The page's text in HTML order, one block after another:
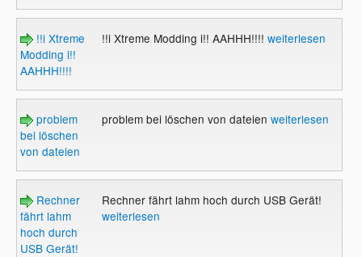
!!i Xtreme
Modding i!!
AAHHH!!!!
!!i Xtreme Modding i!! AAHHH!!!! weiterlesen
problem
bei löschen
von dateien
problem bei löschen von dateien weiterlesen
Rechner
fährt lahm
hoch durch
USB Gerät!
Rechner fährt lahm hoch durch USB Gerät!
weiterlesen